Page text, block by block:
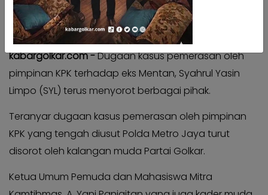
Kabar
Pilkada
Opini
Kabar
Kader
Kabar
Kabar
Kabinet
Kabar
Kabar
Pilkada
Opini
Kader
Kabar
Kabar
Kabar
Kabinet
UKM
Ilustrasi KPK. (Photo : Antara)
kabargolkar.com -Dugaan kasus pemerasan oleh
pimpinan KPK terhadap eks Mentan, Syahrul Yasin
Limpo (SYL) terus menyorot berbagai pihak.
Teranyar dugaan kasus pemerasan oleh pimpinan
KPK yang tengah diusut Polda Metro Jaya turut
disorot oleh kalangan muda Partai Golkar.
Ketua Umum Pemuda dan Mahasiswa Mitra